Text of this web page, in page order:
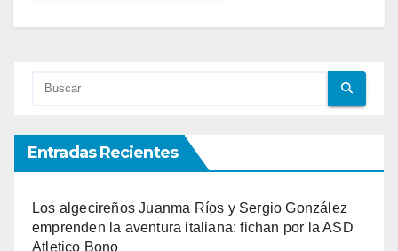
Entradas Recientes
Los algecireños Juanma Ríos y Sergio González
emprenden la aventura italiana: fichan por la ASD
Atletico Bono